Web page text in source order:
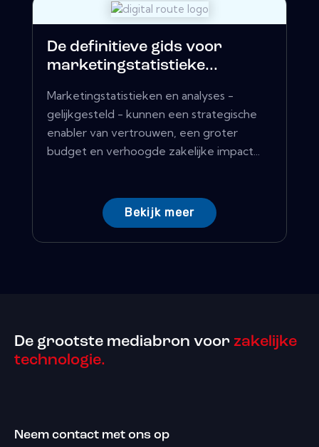
De definitieve gids voor
marketingstatistieke...
Marketingstatistieken en analyses -
gelijkgesteld - kunnen een strategische
enabler van vertrouwen, een groter
budget en verhoogde zakelijke impact...
Bekijk meer
De grootste mediabron voor zakelijke
technologie.
Neem contact met ons op